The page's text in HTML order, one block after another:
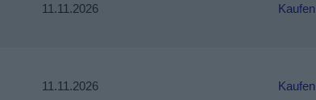
11.11.2026 Kaufen
11.11.2026 Kaufen